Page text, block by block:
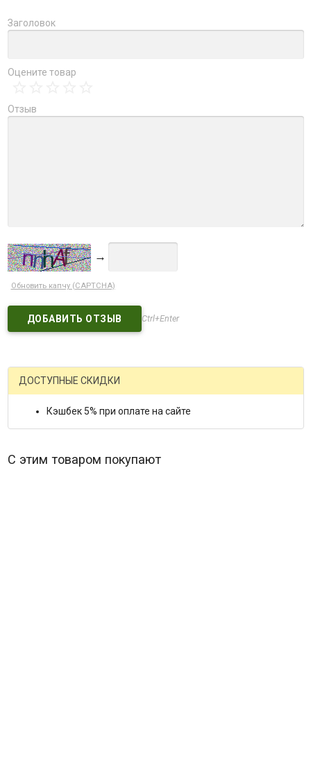
Заголовок
Оцените товар
Отзыв
→
Обновить капчу (CAPTCHA)
Ctrl+Enter
ДОСТУПНЫЕ СКИДКИ
Кэшбек 5% при оплате на сайте
С этим товаром покупают